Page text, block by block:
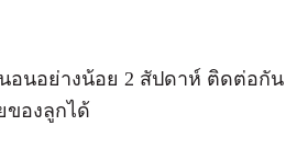
อนอย่างน้อย 2 สัปดาห์ ติดต่อกัน
ของลูกได้